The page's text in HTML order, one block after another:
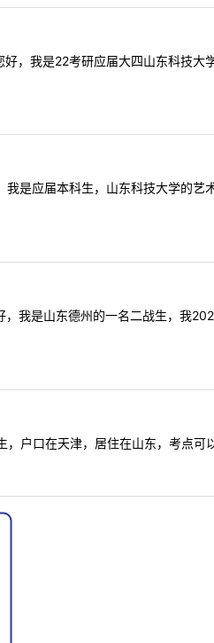
我是22考研应届大四山东科技大
应届本科生，山东科技大学的艺
是山东德州的一名二战生，我
户口在天津，居住在山东，考点可